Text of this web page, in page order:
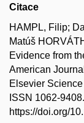
Citace
HAMPL, Filip;
Matúš
Evidence from
American
Elsevier
ISSN 1062-
https://doi.org/